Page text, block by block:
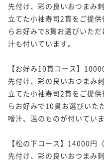
先付け、彩の良いおつまみ
立てた小袖寿司2貫をご提
らお好みで8貫お選びいた
汁も付いています。
【お好み10貫コース】
先付け、彩の良いおつまみ
立てた小袖寿司2貫をご提
らお好みで10貫お選びいた
噌汁、温のものが付いていま
【松の下コース】14000円
先付け、彩の良いおつまみ